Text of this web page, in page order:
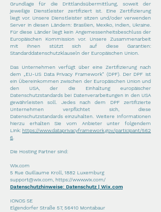
Grundlage für die Drittlandsübermittlung, soweit der
jeweilige Dienstleister zertifiziert ist. Eine Zertifizierung
liegt vor. Unsere Dienstleister sitzen und/oder verwenden
Server in diesen Ländern: Brasilien, Mexiko, Indien, Ukraine.
Für diese Länder liegt kein Angemessenheitsbeschluss der
Europäischen Kommission vor. Unsere Zusammenarbeit
mit Ihnen stützt sich auf diese Garantien:
Standarddatenschutzklauseln der Europäischen Union.
Das Unternehmen verfügt über eine Zertifizierung nach
dem „EU-US Data Privacy Framework“ (DPF). Der DPF ist
ein Übereinkommen zwischen der Europäischen Union und
den USA, der die Einhaltung europäischer
Datenschutzstandards bei Datenverarbeitungen in den USA
gewährleisten soll. Jedes nach dem DPF zertifizierte
Unternehmen verpflichtet sich, diese
Datenschutzstandards einzuhalten. Weitere Informationen
hierzu erhalten Sie vom Anbieter unter folgendem
Link: https://www.dataprivacyframework.gov/participant/562
6
Die Hosting Partner sind:
Wix.com
5 Rue Guillaume Kroll, 1882 Luxemburg
support@wix.com https://www.wix.com/
Datenschutzhinweise: Datenschutz | Wix.com
IONOS SE
Elgendorfer Straße 57, 56410 Montabaur